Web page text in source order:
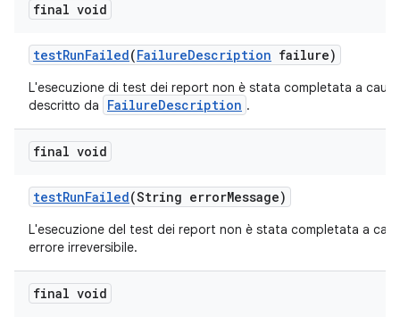
final void
testRunFailed(FailureDescription failure)
L'esecuzione di test dei report non è stata completata a
descritto da
FailureDescription .
final void
testRunFailed(String errorMessage)
L'esecuzione del test dei report non è stata completata a
errore irreversibile.
final void